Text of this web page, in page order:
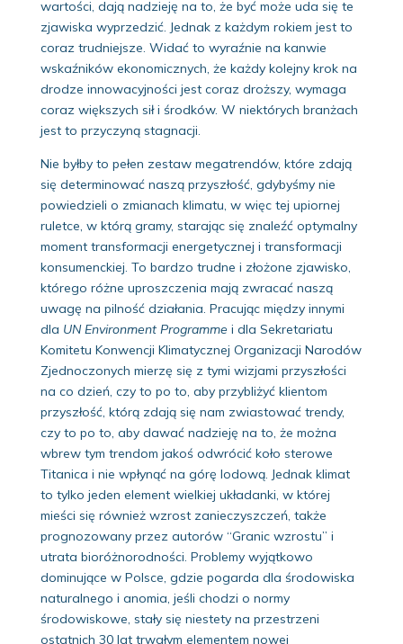
wartości, dają nadzieję na to, że być może uda się te
zjawiska wyprzedzić. Jednak z każdym rokiem jest to
coraz trudniejsze. Widać to wyraźnie na kanwie
wskaźników ekonomicznych, że każdy kolejny krok na
drodze innowacyjności jest coraz droższy, wymaga
coraz większych sił i środków. W niektórych branżach
jest to przyczyną stagnacji.
Nie byłby to pełen zestaw megatrendów, które zdają
się determinować naszą przyszłość, gdybyśmy nie
powiedzieli o zmianach klimatu, w więc tej upiornej
ruletce, w którą gramy, starając się znaleźć optymalny
moment transformacji energetycznej i transformacji
konsumenckiej. To bardzo trudne i złożone zjawisko,
którego różne uproszczenia mają zwracać naszą
uwagę na pilność działania. Pracując między innymi
dla UN Environment Programme i dla Sekretariatu
Komitetu Konwencji Klimatycznej Organizacji Narodów
Zjednoczonych mierzę się z tymi wizjami przyszłości
na co dzień, czy to po to, aby przybliżyć klientom
przyszłość, którą zdają się nam zwiastować trendy,
czy to po to, aby dawać nadzieję na to, że można
wbrew tym trendom jakoś odwrócić koło sterowe
Titanica i nie wpłynąć na górę lodową. Jednak klimat
to tylko jeden element wielkiej układanki, w której
mieści się również wzrost zanieczyszczeń, także
prognozowany przez autorów “Granic wzrostu” i
utrata bioróżnorodności. Problemy wyjątkowo
dominujące w Polsce, gdzie pogarda dla środowiska
naturalnego i anomia, jeśli chodzi o normy
środowiskowe, stały się niestety na przestrzeni
ostatnich 30 lat trwałym elementem nowej